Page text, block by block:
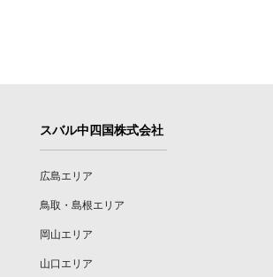
スバル中四国株式会社
広島エリア
鳥取・島根エリア
岡山エリア
山口エリア